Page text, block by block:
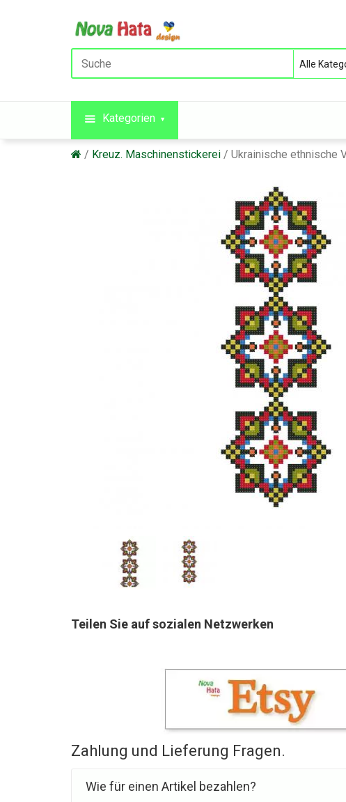
Kategorien
Kreuz. Maschinenstickerei Ukrainische ethnische
Teilen Sie auf sozialen Netzwerken
Zahlung und Lieferung Fragen.
Wie für einen Artikel bezahlen?